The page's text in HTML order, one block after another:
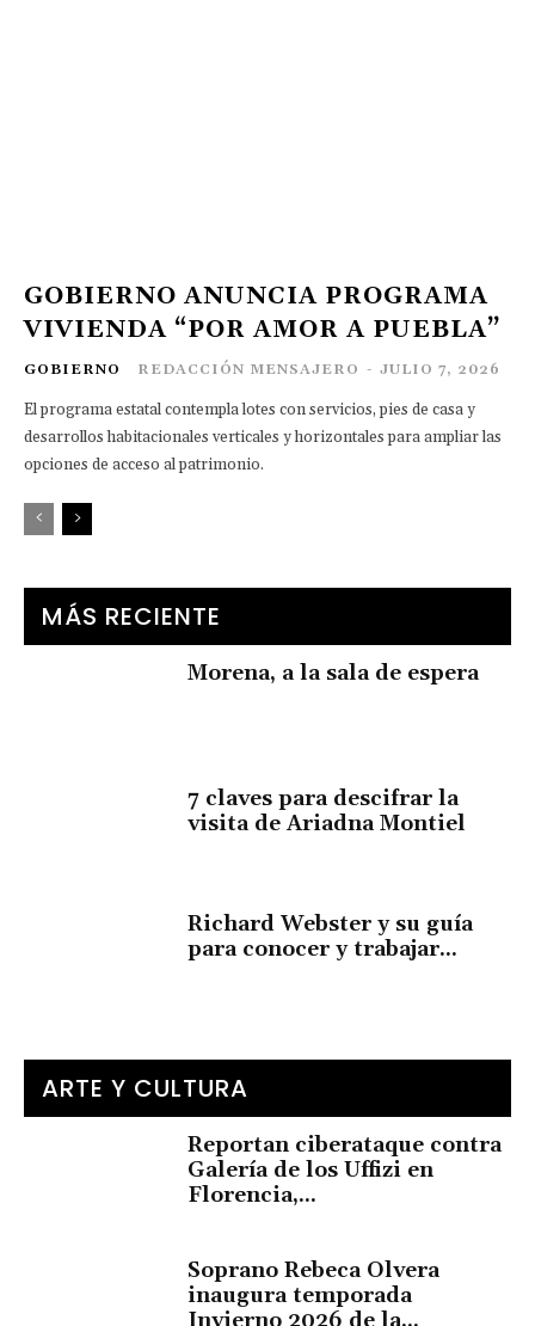
GOBIERNO ANUNCIA PROGRAMA
VIVIENDA “POR AMOR A PUEBLA”
GOBIERNO REDACCIÓN MENSAJERO - JULIO 7, 2026
El programa estatal contempla lotes con servicios, pies de casa y
desarrollos habitacionales verticales y horizontales para ampliar las
opciones de acceso al patrimonio.
MÁS RECIENTE
Morena, a la sala de espera
7 claves para descifrar la
visita de Ariadna Montiel
Richard Webster y su guía
para conocer y trabajar...
ARTE Y CULTURA
Reportan ciberataque contra
Galería de los Uffizi en
Florencia,...
Soprano Rebeca Olvera
inaugura temporada
Invierno 2026 de la...